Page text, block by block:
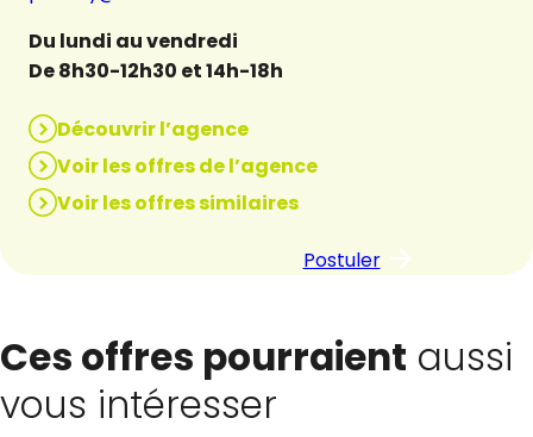
Du lundi au vendredi
De 8h30-12h30 et 14h-18h
Découvrir l’agence
Voir les offres de l’agence
Voir les offres similaires
Postuler
Ces offres pourraient aussi
vous intéresser